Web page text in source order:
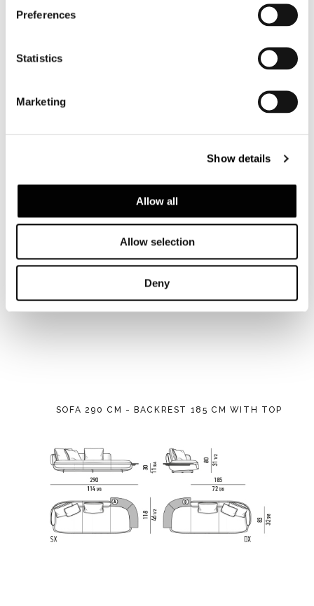
Preferences
Statistics
Marketing
Show details
Allow all
Allow selection
Deny
SOFA 290 CM - BACKREST 125 CM WITH TOP
SOFA 290 CM - BACKREST 185 CM WITH TOP